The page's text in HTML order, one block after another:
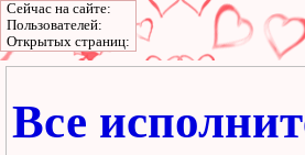
Все
Сейчас на сайте:
Пользователей:
Открытых страниц: